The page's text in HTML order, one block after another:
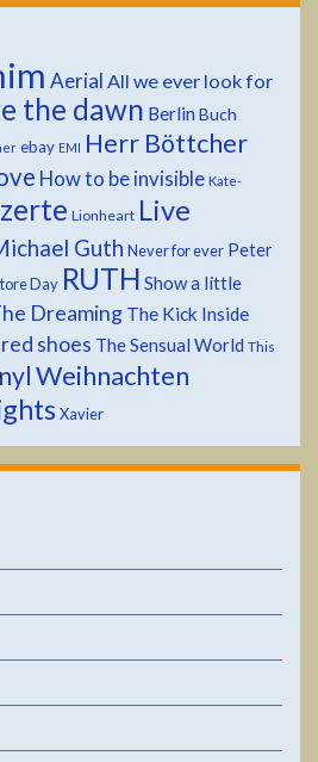
Aerial All we ever look for
the dawn Berlin Buch
ebay EMI Herr Böttcher
How to be invisible Kate-
Lionheart Live
Guth Never for ever Peter
Day RUTH Show a little
Dreaming The Kick Inside
shoes The Sensual World This
Weihnachten
Xavier